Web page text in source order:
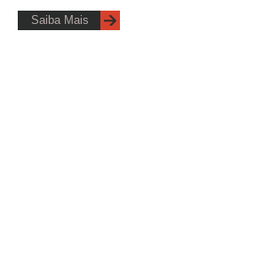
Saiba Mais